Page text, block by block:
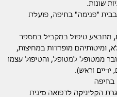
שונות.
"פנימה" בחיפה, פועלת
מתבצע טיפול במקביל במספר
ומיטותיהם מופרדות במחיצות,
ממטופל למטופל, והטיפול עצמו
ידיים וראש).
בחיפה
הקליניקה לרפואה סינית